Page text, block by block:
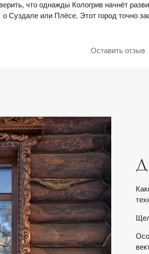
что однажды Кологрив начнёт
о Суздале или Плёсе. Этот город точно
Оставить отзыв